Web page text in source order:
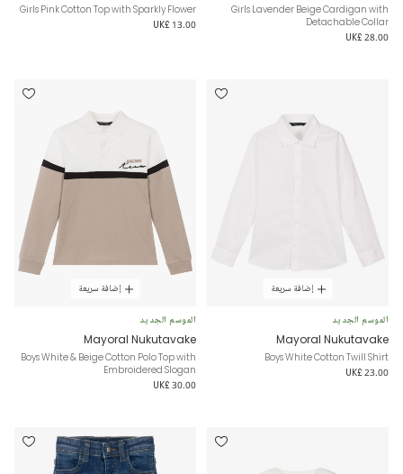
Girls Lavender Beige Cardigan with
Detachable Collar
UK£ 28.00
Girls Pink Cotton Top with Sparkly Flower
UK£ 13.00
إضافة سريعة
الموسم الجديد
Mayoral Nukutavake
Boys White Cotton Twill Shirt
UK£ 23.00
إضافة سريعة
الموسم الجديد
Mayoral Nukutavake
Boys White & Beige Cotton Polo Top with
Embroidered Slogan
UK£ 30.00